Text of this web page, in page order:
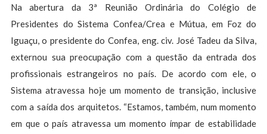
Na abertura da 3ª Reunião Ordinária do Colégio de
Presidentes do Sistema Confea/Crea e Mútua, em Foz do
Iguaçu, o presidente do Confea, eng. civ. José Tadeu da Silva,
externou sua preocupação com a questão da entrada dos
profissionais estrangeiros no país. De acordo com ele, o
Sistema atravessa hoje um momento de transição, inclusive
com a saída dos arquitetos. “Estamos, também, num momento
em que o país atravessa um momento ímpar de estabilidade